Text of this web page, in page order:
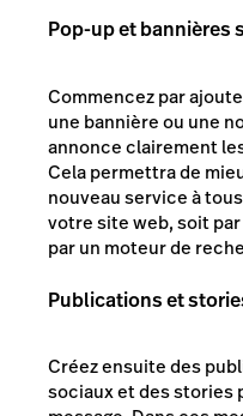
Pop-up et bannières
Commencez par
une bannière ou une
annonce clairement
Cela permettra de
nouveau service à
votre site web, soit
par un moteur de
Publications et
Créez ensuite des
sociaux et des stories